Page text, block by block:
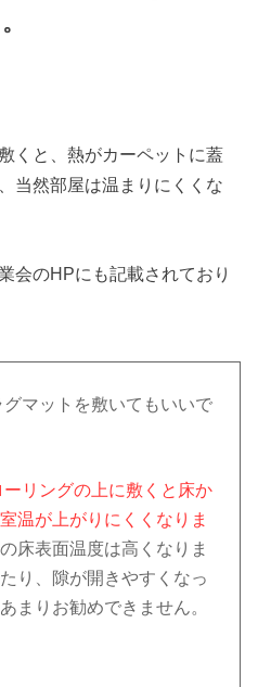
くと、熱がカーペットに蓋
当然部屋は温まりにくくな
会のHPにも記載されており
マットを敷いてもいいで
リングの上に敷くと床か
温が上がりにくくなりま
床表面温度は高くなりま
り、隙が開きやすくなっ
まりお勧めできません。